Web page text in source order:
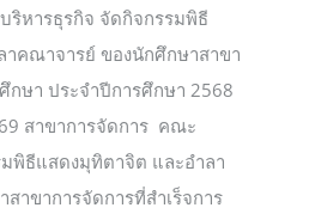
หารธุรกิจ จัดกิจกรรมพิธี
คณาจารย์ ของนักศึกษาสาขา
กษา ประจำปีการศึกษา 2568
สาขาการจัดการ คณะ
พิธีแสดงมุทิตาจิต และอำลา
าขาการจัดการที่สำเร็จการ